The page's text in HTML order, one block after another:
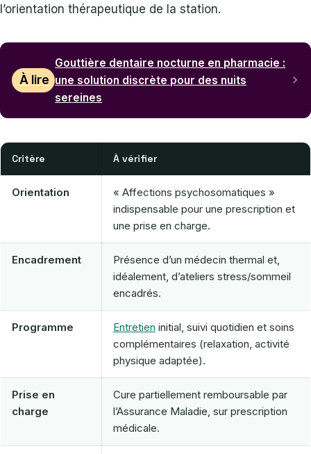
l’orientation thérapeutique de la station.
À lire
Gouttière dentaire nocturne en pharmacie :
une solution discrète pour des nuits
sereines
Critère À vérifier
Orientation
« Affections psychosomatiques »
indispensable pour une prescription et
une prise en charge.
Encadrement
Présence d’un médecin thermal et,
idéalement, d’ateliers stress/sommeil
encadrés.
Programme Entretien initial, suivi quotidien et soins
complémentaires (relaxation, activité
physique adaptée).
Prise en
charge
Cure partiellement remboursable par
l’Assurance Maladie, sur prescription
médicale.